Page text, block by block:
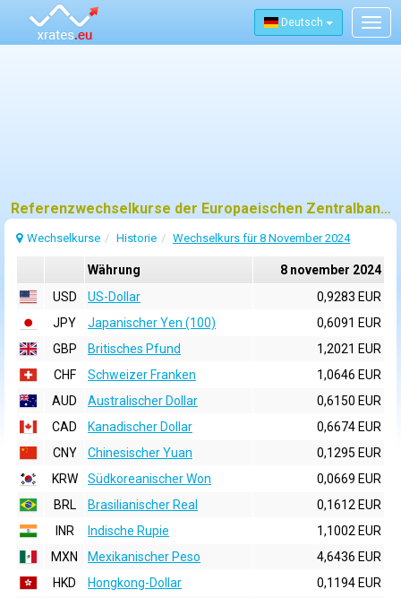
Deutsch
Referenzwechselkurse der Europaeischen Zentralbank (EZB) fuer 8 november 2024
Wechselkurse Historie Wechselkurs für 8 November 2024
Währung
8 november 2024
USD
US-Dollar
0,9283 EUR
JPY
Japanischer Yen (100)
0,6091 EUR
GBP
Britisches Pfund
1,2021 EUR
CHF
Schweizer Franken
1,0646 EUR
AUD
Australischer Dollar
0,6150 EUR
CAD
Kanadischer Dollar
0,6674 EUR
CNY
Chinesischer Yuan
0,1295 EUR
KRW
Südkoreanischer Won
0,0669 EUR
BRL
Brasilianischer Real
0,1612 EUR
INR
Indische Rupie
1,1002 EUR
MXN
Mexikanischer Peso
4,6436 EUR
HKD
Hongkong-Dollar
0,1194 EUR